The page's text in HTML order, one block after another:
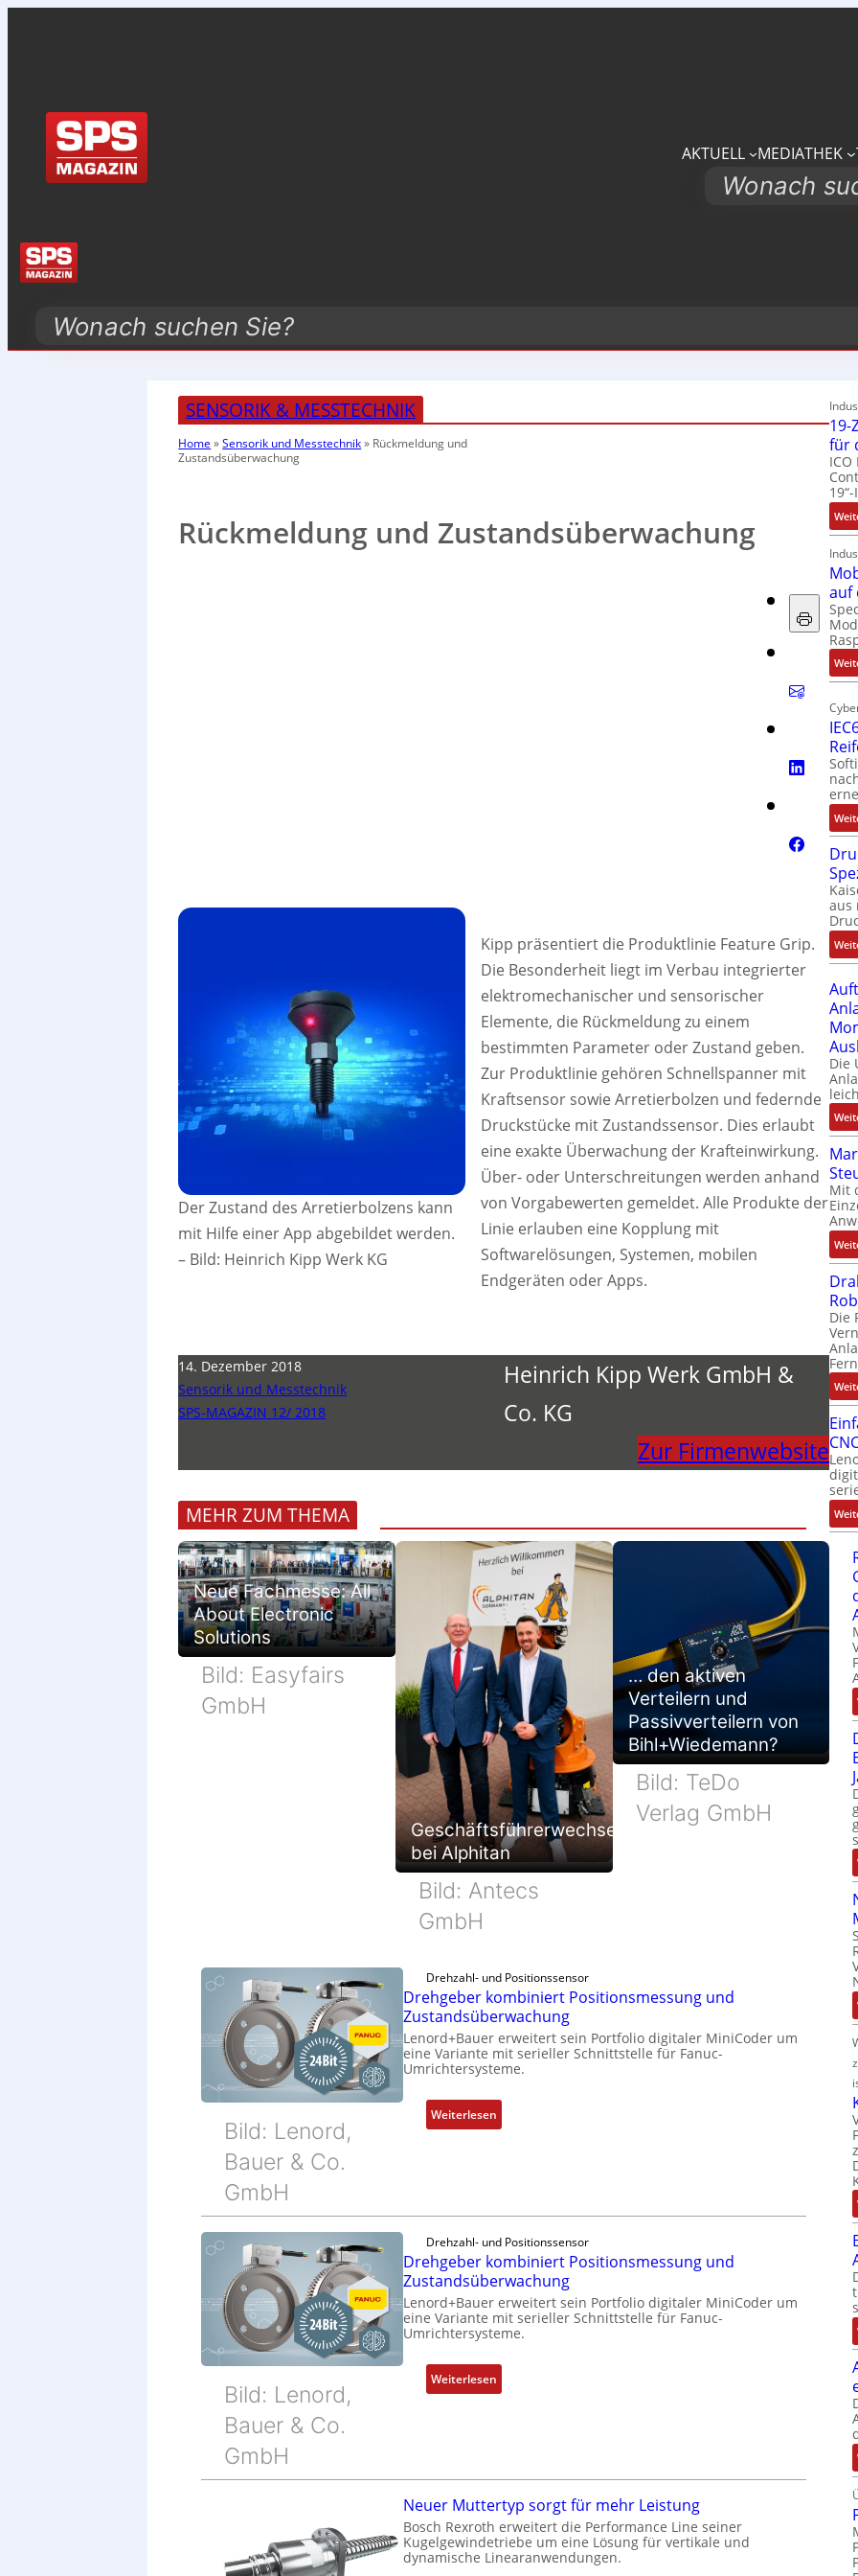
AKTUELL MEDIATHEK
Search
Search
SENSORIK & MESSTECHNIK
Home »Sensorik und Messtechnik» Rückmeldung und
Zustandsüberwachung
Rückmeldung und Zustandsüberwachung
Der Zustand des Arretierbolzens kann
mit Hilfe einer App abgebildet werden.
– Bild: Heinrich Kipp Werk KG
Kipp präsentiert die Produktlinie Feature Grip.
Die Besonderheit liegt im Verbau integrierter
elektromechanischer und sensorischer
Elemente, die Rückmeldung zu einem
bestimmten Parameter oder Zustand geben.
Zur Produktlinie gehören Schnellspanner mit
Kraftsensor sowie Arretierbolzen und federnde
Druckstücke mit Zustandssensor. Dies erlaubt
eine exakte Überwachung der Krafteinwirkung.
Über- oder Unterschreitungen werden anhand
von Vorgabewerten gemeldet. Alle Produkte der
Linie erlauben eine Kopplung mit
Softwarelösungen, Systemen, mobilen
Endgeräten oder Apps.
14. Dezember 2018
Sensorik und Messtechnik
SPS-MAGAZIN 12/ 2018
Heinrich Kipp Werk GmbH &
Co. KG
Zur Firmenwebsite
MEHR ZUM THEMA
Neue Fachmesse: All
About Electronic
Solutions
Bild: Easyfairs
GmbH
Geschäftsführerwechsel
bei Alphitan
Bild: Antecs
GmbH
… den aktiven
Verteilern und
Passivverteilern von
Bihl+Wiedemann?
Bild: TeDo
Verlag GmbH
Bild: Lenord,
Bauer & Co.
GmbH
Drehzahl- und Positionssensor
Drehgeber kombiniert Positionsmessung und
Zustandsüberwachung
Lenord+Bauer erweitert sein Portfolio digitaler MiniCoder um
eine Variante mit serieller Schnittstelle für Fanuc-
Umrichtersysteme.
Weiterlesen:
D
g
e
e
k
o
b
i
r
P
o
s
Bild: Lenord,
Bauer & Co.
GmbH
Drehzahl- und Positionssensor
Drehgeber kombiniert Positionsmessung und
Zustandsüberwachung
Lenord+Bauer erweitert sein Portfolio digitaler MiniCoder um
eine Variante mit serieller Schnittstelle für Fanuc-
Umrichtersysteme.
Weiterlesen:
D
g
e
e
r
Neuer Muttertyp sorgt für mehr Leistung
Bosch Rexroth erweitert die Performance Line seiner
Kugelgewindetriebe um eine Lösung für vertikale und
dynamische Linearanwendungen.
19-
für
auf
aus
Die
Mit
Die